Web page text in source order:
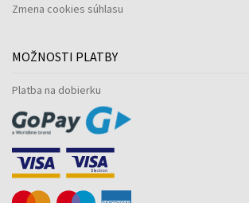
Zmena cookies súhlasu
MOŽNOSTI PLATBY
Platba na dobierku